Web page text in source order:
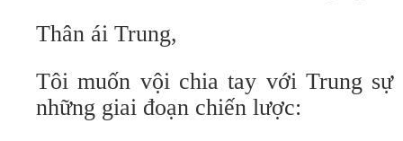
Thân ái Trung,
Tôi muốn vội chia tay với Trung sự
những giai đoạn chiến lược: